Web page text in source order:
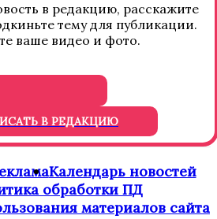
в редакцию, расскажите
тему для публикации.
ваше видео и фото.
В РЕДАКЦИЮ
Календарь новостей
обработки ПД
материалов сайта